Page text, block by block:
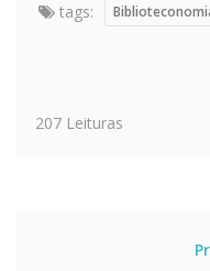
tags:
207 Leituras